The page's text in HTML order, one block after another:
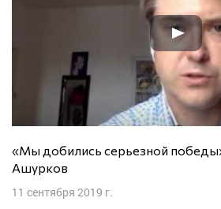
«Мы добились серьезной победы» — Владимир
Ашурков
11 сентября 2019 г.